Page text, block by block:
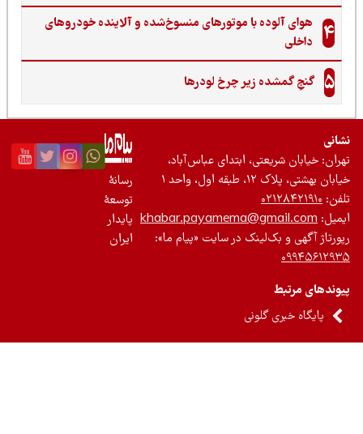
هوای آلوده با موتورهای منسوخ‌شده و آلاینده خودروهای
داخلی
گنجِ گمشده زیر چرخ لودرها
خیابان شریعتی، ابتدای عباس‌آباد،
بهشتی، پلاک ۱۲، طبقه اول، واحد ۱
۰۲۱۲۸۴۲۱۹۱۰
khabar.payamema@gmail.com
آگهی و بک‌لینک در سایت «پیام ما»:
مرتبط
پایگاه خبری گلونی
توسعۀ
پایدار
ایران